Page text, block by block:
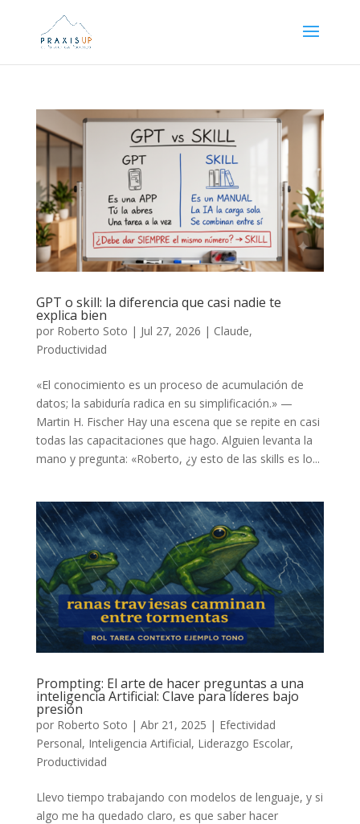
GPT o skill: la diferencia que casi nadie te
explica bien
por Roberto Soto | Jul 27, 2026 | Claude,
Productividad
«El conocimiento es un proceso de acumulación de
datos; la sabiduría radica en su simplificación.» —
Martin H. Fischer Hay una escena que se repite en casi
todas las capacitaciones que hago. Alguien levanta la
mano y pregunta: «Roberto, ¿y esto de las skills es lo...
Prompting: El arte de hacer preguntas a una
inteligencia Artificial: Clave para líderes bajo
presión
por Roberto Soto | Abr 21, 2025 | Efectividad
Personal, Inteligencia Artificial, Liderazgo Escolar,
Productividad
Llevo tiempo trabajando con modelos de lenguaje, y si
algo me ha quedado claro, es que saber hacer